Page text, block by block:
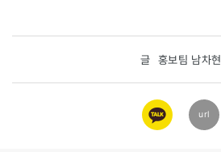
글 홍보팀 남차현
카카오
링크
url